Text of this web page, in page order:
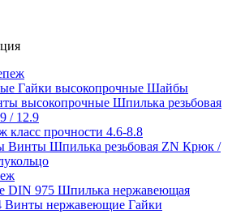
Гайки высокопрочные Шайбы
высокопрочные Шпилька резьбовая
/ 12.9
класс прочности 4.6-8.8
Винты Шпилька резьбовая ZN Крюк /
DIN 975 Шпилька нержавеющая
Винты нержавеющие Гайки